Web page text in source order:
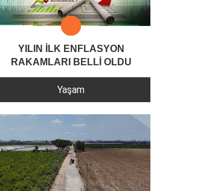
YILIN İLK ENFLASYON
RAKAMLARI BELLİ OLDU
Yaşam